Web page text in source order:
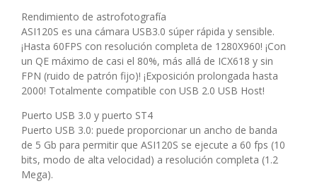
Rendimiento de astrofotografía
ASI120S es una cámara USB3.0 súper rápida y sensible.
¡Hasta 60FPS con resolución completa de 1280X960! ¡Con
un QE máximo de casi el 80%, más allá de ICX618 y sin
FPN (ruido de patrón fijo)! ¡Exposición prolongada hasta
2000! Totalmente compatible con USB 2.0 USB Host!
Puerto USB 3.0 y puerto ST4
Puerto USB 3.0: puede proporcionar un ancho de banda
de 5 Gb para permitir que ASI120S se ejecute a 60 fps (10
bits, modo de alta velocidad) a resolución completa (1.2
Mega).